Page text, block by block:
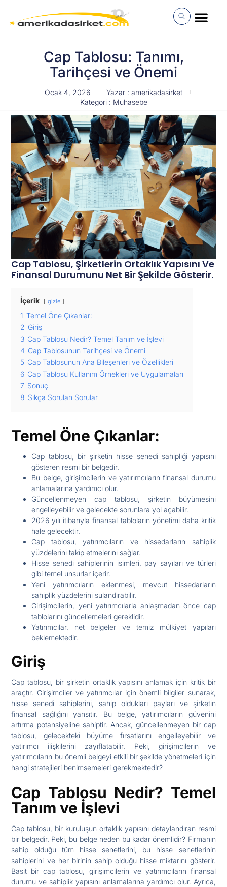
atla
Cap Tablosu: Tanımı,
Tarihçesi ve Önemi
Ocak 4, 2026 Yazar : amerikadasirket
Kategori : Muhasebe
Cap Tablosu, Şirketlerin Ortaklık Yapısını Ve
Finansal Durumunu Net Bir Şekilde Gösterir.
İçerik gizle
1 Temel Öne Çıkanlar:
2 Giriş
3 Cap Tablosu Nedir? Temel Tanım ve İşlevi
4 Cap Tablosunun Tarihçesi ve Önemi
5 Cap Tablosunun Ana Bileşenleri ve Özellikleri
6 Cap Tablosu Kullanım Örnekleri ve Uygulamaları
7 Sonuç
8 Sıkça Sorulan Sorular
Temel Öne Çıkanlar:
Cap tablosu, bir şirketin hisse senedi sahipliği yapısını
gösteren resmi bir belgedir.
Bu belge, girişimcilerin ve yatırımcıların finansal durumu
anlamalarına yardımcı olur.
Güncellenmeyen cap tablosu, şirketin büyümesini
engelleyebilir ve gelecekte sorunlara yol açabilir.
2026 yılı itibarıyla finansal tabloların yönetimi daha kritik
hale gelecektir.
Cap tablosu, yatırımcıların ve hissedarların sahiplik
yüzdelerini takip etmelerini sağlar.
Hisse senedi sahiplerinin isimleri, pay sayıları ve türleri
gibi temel unsurlar içerir.
Yeni yatırımcıların eklenmesi, mevcut hissedarların
sahiplik yüzdelerini sulandırabilir.
Girişimcilerin, yeni yatırımcılarla anlaşmadan önce cap
tablolarını güncellemeleri gereklidir.
Yatırımcılar, net belgeler ve temiz mülkiyet yapıları
beklemektedir.
Giriş
Cap tablosu, bir şirketin ortaklık yapısını anlamak için kritik bir
araçtır. Girişimciler ve yatırımcılar için önemli bilgiler sunarak,
hisse senedi sahiplerini, sahip oldukları payları ve şirketin
finansal sağlığını yansıtır. Bu belge, yatırımcıların güvenini
artırma potansiyeline sahiptir. Ancak, güncellenmeyen bir cap
tablosu, gelecekteki büyüme fırsatlarını engelleyebilir ve
yatırımcı ilişkilerini zayıflatabilir. Peki, girişimcilerin ve
yatırımcıların bu önemli belgeyi etkili bir şekilde yönetmeleri için
hangi stratejileri benimsemeleri gerekmektedir?
Cap Tablosu Nedir? Temel
Tanım ve İşlevi
Cap tablosu, bir kuruluşun ortaklık yapısını detaylandıran resmi
bir belgedir. Peki, bu belge neden bu kadar önemlidir? Firmanın
sahip olduğu tüm hisse senetlerini, bu hisse senetlerinin
sahiplerini ve her birinin sahip olduğu hisse miktarını gösterir.
Basit bir cap tablosu, girişimcilerin ve yatırımcıların finansal
durumu ve sahiplik yapısını anlamalarına yardımcı olur. Ayrıca,